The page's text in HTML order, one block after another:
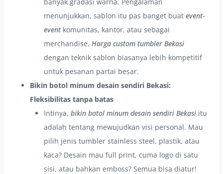
menunjukkan, sablon itu pas banget buat event-
eventkomunitas, kantor, atau sebagai
merchandise. Harga custom tumbler Bekasi
dengan teknik sablon biasanya lebih kompetitif
untuk pesanan partai besar.
Bikin botol minum desain sendiri Bekasi:
Fleksibilitas tanpa batas
Intinya, bikin botol minum desain sendiri Bekasi itu
adalah tentang mewujudkan visi personal. Mau
pilih jenis tumbler stainless steel, plastik, atau
kaca? Desain mau full print, cuma logo di satu
sisi, atau bahkan emboss? Semua bisa diatur!